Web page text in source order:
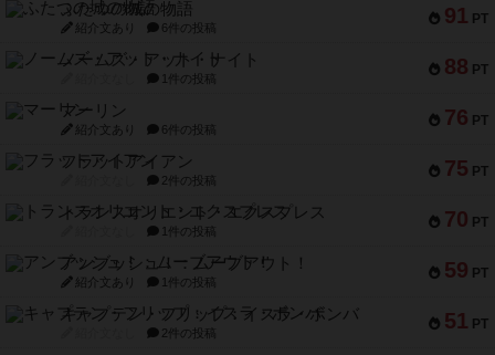
91 PT
ふたつの城の物語
紹介文あり 6件の投稿
88 PT
ノームズ・アット・ナイト
1件の投稿
76 PT
マーリン
紹介文あり 6件の投稿
75 PT
フラットアイアン
2件の投稿
70 PT
トランスオリエント・エクスプレス
1件の投稿
59 PT
アンブッシュ！：ムーブアウト！
紹介文あり 1件の投稿
51 PT
キャプテン・フリップ：イスラ・ボンバ
2件の投稿